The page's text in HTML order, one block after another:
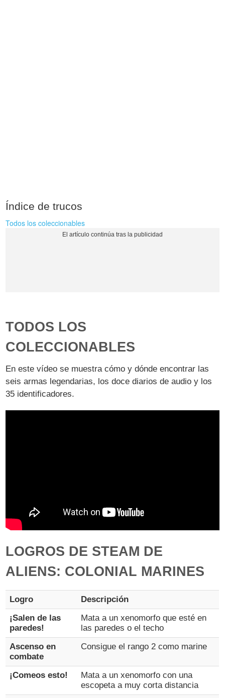
Índice de trucos
Todos los coleccionables
TODOS LOS
COLECCIONABLES
En este vídeo se muestra cómo y dónde encontrar las
seis armas legendarias, los doce diarios de audio y los
35 identificadores.
LOGROS DE STEAM DE
ALIENS: COLONIAL MARINES
Logro
Descripción
¡Salen de las
paredes!
Mata a un xenomorfo que esté en
las paredes o el techo
Ascenso en
combate
Consigue el rango 2 como marine
¡Comeos esto!
Mata a un xenomorfo con una
escopeta a muy corta distancia